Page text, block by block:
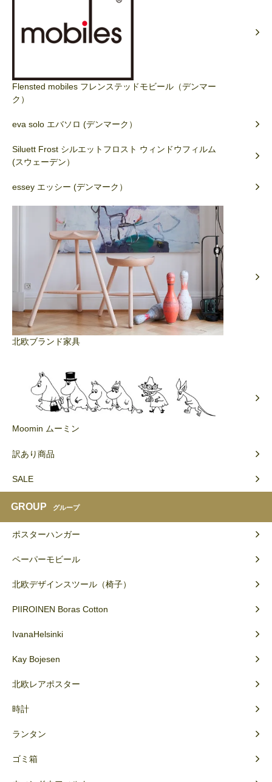
Flensted mobiles フレンステッドモビール（デンマー
ク）
eva solo エバソロ (デンマーク）
Siluett Frost シルエットフロスト ウィンドウフィルム
(スウェーデン）
essey エッシー (デンマーク）
北欧ブランド家具
Moomin ムーミン
訳あり商品
SALE
GROUP グループ
ポスターハンガー
ペーパーモビール
北欧デザインスツール（椅子）
PIIROINEN Boras Cotton
IvanaHelsinki
Kay Bojesen
北欧レアポスター
時計
ランタン
ゴミ箱